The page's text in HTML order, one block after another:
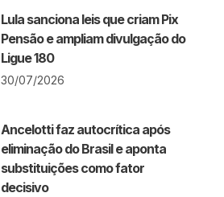
Lula sanciona leis que criam Pix
Pensão e ampliam divulgação do
Ligue 180
30/07/2026
Ancelotti faz autocrítica após
eliminação do Brasil e aponta
substituições como fator
decisivo